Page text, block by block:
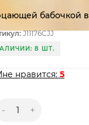
бабочкой в
J11176CJJ
8 ШТ.
нравится:5
- +